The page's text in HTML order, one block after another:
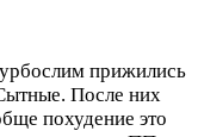
прижились
После них
похудение это